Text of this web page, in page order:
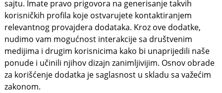
sajtu. Imate pravo prigovora na generisanje takvih
korisničkih profila koje ostvarujete kontaktiranjem
relevantnog provajdera dodataka. Kroz ove dodatke,
nudimo vam mogućnost interakcije sa društvenim
medijima i drugim korisnicima kako bi unaprijedili naše
ponude i učinili njihov dizajn zanimljivijim. Osnov obrade
za korišćenje dodatka je saglasnost u skladu sa važećim
zakonom.